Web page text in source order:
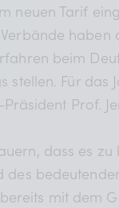
neuen Tarif
beim
Für
Prof.
dass es
mit dem